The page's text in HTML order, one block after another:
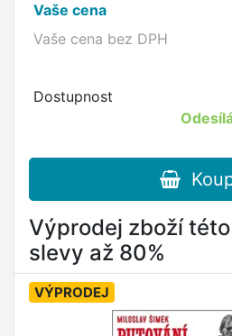
Vaše cena
Vaše cena bez DPH
Dostupnost
Výprodej zboží
slevy až 80%
VÝPRODEJ